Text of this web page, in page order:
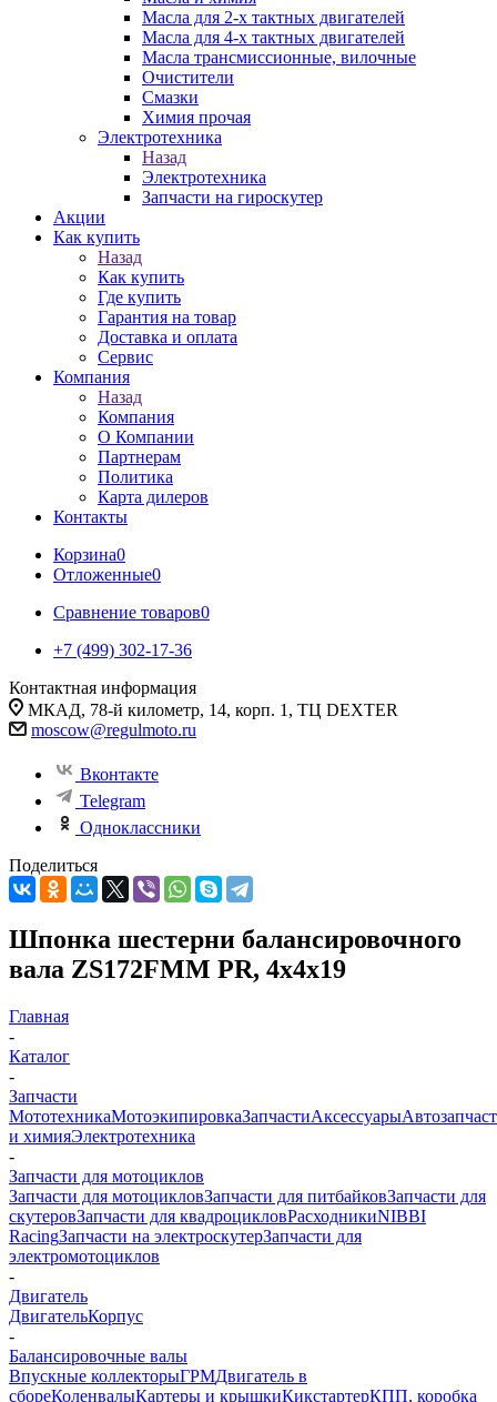
Масла для 2-х тактных двигателей
Масла для 4-х тактных двигателей
Масла трансмиссионные, вилочные
Очистители
Смазки
Химия прочая
Электротехника
Назад
Электротехника
Запчасти на гироскутер
Акции
Как купить
Назад
Как купить
Где купить
Гарантия на товар
Доставка и оплата
Сервис
Компания
Назад
Компания
О Компании
Партнерам
Политика
Карта дилеров
Контакты
Корзина0
Отложенные0
Сравнение товаров0
+7 (499) 302-17-36
Контактная информация
МКАД, 78-й километр, 14, корп. 1, ТЦ DEXTER
moscow@regulmoto.ru
Вконтакте
Telegram
Одноклассники
Поделиться
Шпонка шестерни балансировочного
вала ZS172FMM PR, 4x4x19
Главная
-
Каталог
-
Запчасти
МототехникаМотоэкипировкаЗапчастиАксессуары
и химияЭлектротехника
-
Запчасти для мотоциклов
Запчасти для мотоцикловЗапчасти для питбайковЗапчасти для
скутеровЗапчасти для квадроцикловРасходникиNIBBI
RacingЗапчасти на электроскутерЗапчасти для
электромотоциклов
-
Двигатель
ДвигательКорпус
-
Балансировочные валы
Впускные коллекторыГРМДвигатель в
сбореКоленвалыКартеры и крышкиКикстартерКПП, коробка